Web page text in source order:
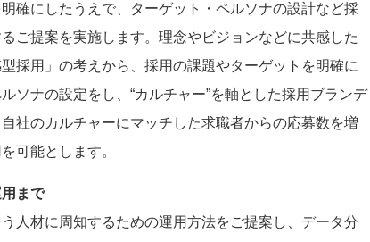
確にしたうえで、ターゲット・ペルソナの設計など採
ご提案を実施します。理念やビジョンなどに共感した
採用」の考えから、採用の課題やターゲットを明確に
ソナの設定をし、“カルチャー”を軸とした採用ブランデ
社のカルチャーにマッチした求職者からの応募数を増
可能とします。
まで
人材に周知するための運用方法をご提案し、データ分